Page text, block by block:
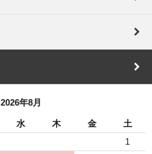
2026年8月
水 木 金
土
1